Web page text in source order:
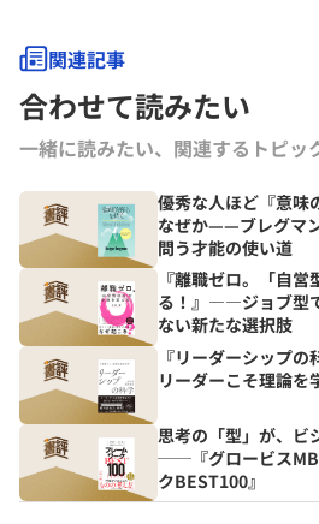
関連記事
合わせて読みたい
一緒に読みたい、関連するトピッ
優秀な人ほど『意味
なぜか——ブレグマ
問う才能の使い道
『離職ゼロ。「自
る！』――ジョブ型
ない新たな選択肢
『リーダーシップ
リーダーこそ理論を
思考の「型」が、ビ
──『グロービス
クBEST100』